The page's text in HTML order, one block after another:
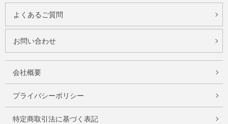
よくあるご質問
お問い合わせ
会社概要
プライバシーポリシー
特定商取引法に基づく表記